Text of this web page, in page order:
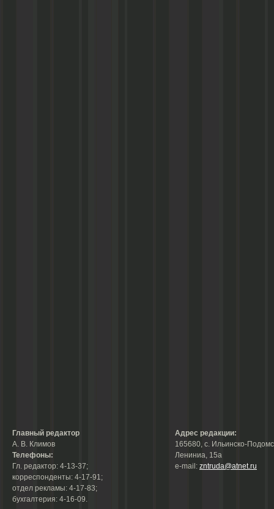
Главный редактор
А. В. Климов
Телефоны:
Гл. редактор: 4-13-37;
корреспонденты: 4-17-91;
отдел рекламы: 4-17-83;
бухгалтерия: 4-16-09.
Адрес редакции:
165680, с. Ильинско-
Лениниа, 15а
е-mail: zntruda@atnet.ru